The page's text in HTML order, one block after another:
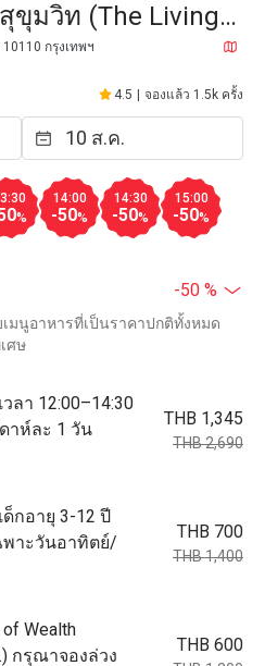
ขุมวิท (The Living
Grande Sukhumvit
กรุงเทพฯ
4.5 จองแล้ว 1.5k ครั้ง
%
14:00
-50%
14:30
-50%
15:00
-50%
-50 %
มนูอาหารที่เป็นราคาปกติทั้งหมด
ศษ
ลา 12:00–14:30
าห์ละ 1 วัน
THB 1,345
THB 2,690
กอายุ 3-12 ปี
พาะวันอาทิตย์/
THB 700
THB 1,400
Wealth
กรุณาจองล่วง
THB 600